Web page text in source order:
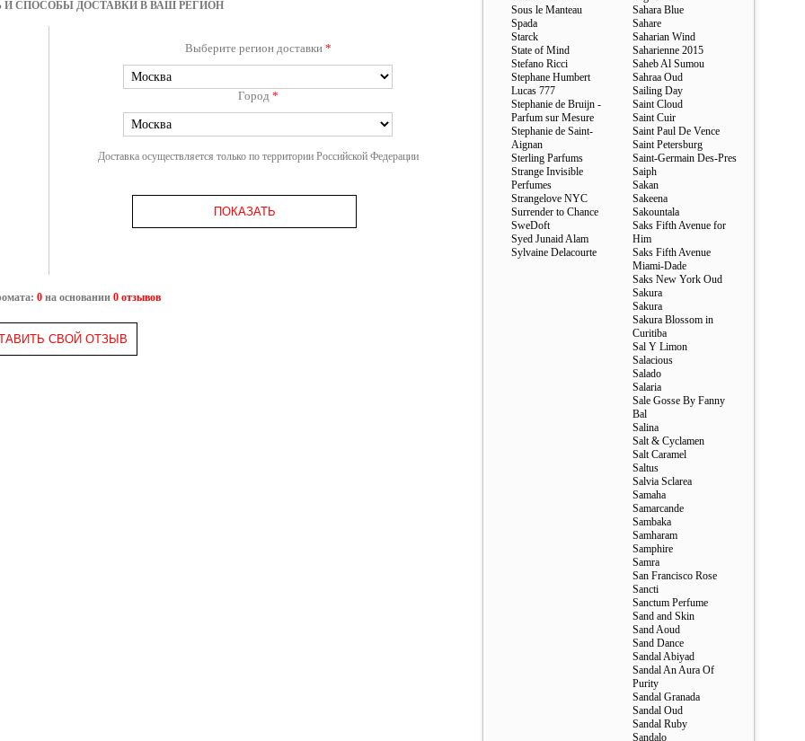
И СПОСОБЫ ДОСТАВКИ В ВАШ РЕГИОН
Выберите регион доставки *
Город *
Доставка осуществляется только по территории Российской Федерации
ПОКАЗАТЬ
0на основании 0 отзывов
СВОЙ ОТЗЫВ
Sous le Manteau
Spada
Starck
State of Mind
Stefano Ricci
Stephane Humbert
Lucas 777
Stephanie de Bruijn -
Parfum sur Mesure
Stephanie de Saint-
Aignan
Sterling Parfums
Strange Invisible
Perfumes
Strangelove NYC
Surrender to Chance
SweDoft
Syed Junaid Alam
Sylvaine Delacourte
Sahara Blue
Sahare
Saharian Wind
Saharienne 2015
Saheb Al Sumou
Sahraa Oud
Sailing Day
Saint Cloud
Saint Cuir
Saint Paul De Vence
Saint Petersburg
Saint-Germain Des-Pres
Saiph
Sakan
Sakeena
Sakountala
Saks Fifth Avenue for
Him
Saks Fifth Avenue
Miami-Dade
Saks New York Oud
Sakura
Sakura
Sakura Blossom in
Curitiba
Sal Y Limon
Salacious
Salado
Salaria
Sale Gosse By Fanny
Bal
Salina
Salt & Cyclamen
Salt Caramel
Saltus
Salvia Sclarea
Samaha
Samarcande
Sambaka
Samharam
Samphire
Samra
San Francisco Rose
Sancti
Sanctum Perfume
Sand and Skin
Sand Aoud
Sand Dance
Sandal Abiyad
Sandal An Aura Of
Purity
Sandal Granada
Sandal Oud
Sandal Ruby
Sandalo